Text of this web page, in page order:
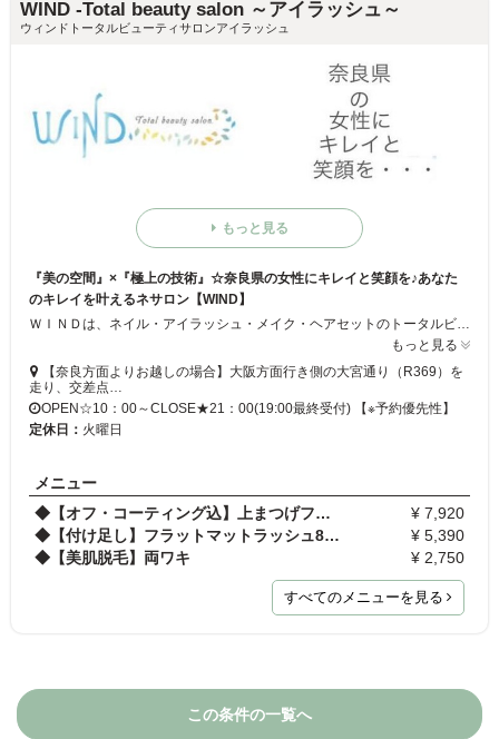
WIND -Total beauty salon ～アイラッシュ～
ウィンドトータルビューティサロンアイラッシュ
もっと見る
『美の空間』×『極上の技術』☆奈良県の女性にキレイと笑顔を♪あなた
のキレイを叶えるネサロン【WIND】
ＷＩＮＤは、ネイル・アイラッシュ・メイク・ヘアセットのトータルビューティサロンです。ゆったりとくつろげる空間で、ほんの少しの贅沢を楽しむためのプライベートサロンとしてご利用頂いています。 普段使いの指先のお手入れから、ブライダルネイルまで！また、ヘアセット・フルメイクもご満足いただけます。ＪＮＡネイリスト検定対応のネイルスクールも併設しております。婚礼前のヘアセットやフルメイク、ちょっとしたお出かけ前のヘアセットなどが気軽にお楽しみいただけます。
もっと見る
【奈良方面よりお越しの場合】大阪方面行き側の大宮通り（R369）を
走り、交差点…
OPEN☆10：00～CLOSE★21：00(19:00最終受付) 【※予約優先性】
定休日： 火曜日
メニュー
◆【オフ・コーティング込】上まつげフラットマットラ…
¥ 7,920
◆【付け足し】フラットマットラッシュ80本まで（3週…
¥ 5,390
◆【美肌脱毛】両ワキ
¥ 2,750
すべてのメニューを見る
この条件の一覧へ